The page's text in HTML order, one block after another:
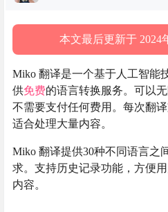
本文最后更新于 2024
Miko 翻译是一个基于人工智能
供免费的语言转换服务。可以
不需要支付任何费用。每次翻
适合处理大量内容。
Miko 翻译提供30种不同语言之
求。支持历史记录功能，方便
内容。